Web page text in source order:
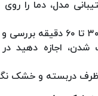
اجازه دهید
ظرف دربسته و خشک